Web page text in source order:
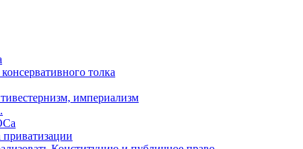
толка
империализм